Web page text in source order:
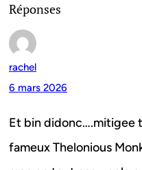
Réponses
rachel
6 mars 2026
Et bin didonc….mitigee
fameux Thelonious